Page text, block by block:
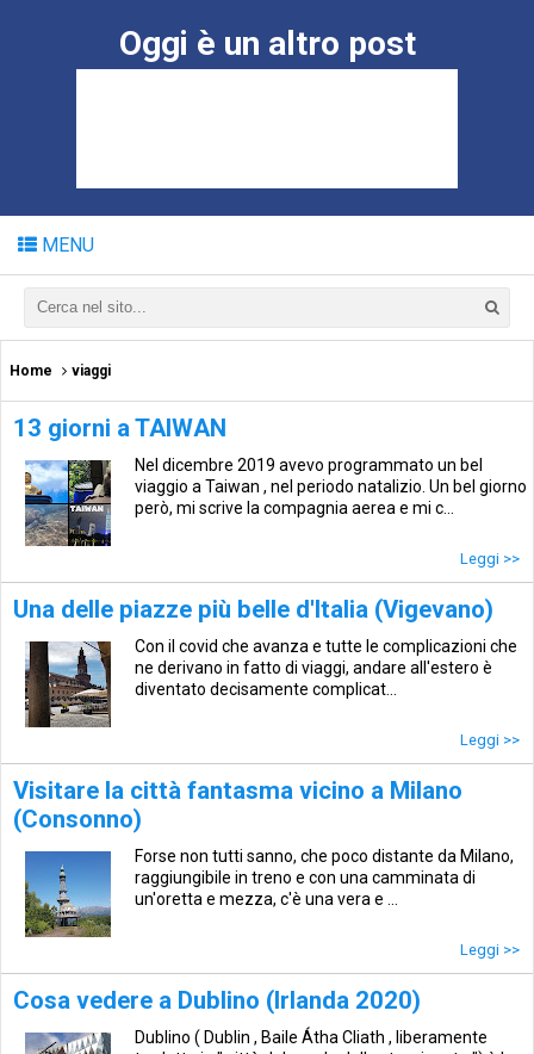
Oggi è un altro post
MENU
Home viaggi
13 giorni a TAIWAN
Nel dicembre 2019 avevo programmato un bel
viaggio a Taiwan , nel periodo natalizio. Un bel giorno
però, mi scrive la compagnia aerea e mi c...
Leggi >>
Una delle piazze più belle d'Italia (Vigevano)
Con il covid che avanza e tutte le complicazioni che
ne derivano in fatto di viaggi, andare all'estero è
diventato decisamente complicat...
Leggi >>
Visitare la città fantasma vicino a Milano
(Consonno)
Forse non tutti sanno, che poco distante da Milano,
raggiungibile in treno e con una camminata di
un'oretta e mezza, c'è una vera e ...
Leggi >>
Cosa vedere a Dublino (Irlanda 2020)
Dublino ( Dublin , Baile Átha Cliath , liberamente